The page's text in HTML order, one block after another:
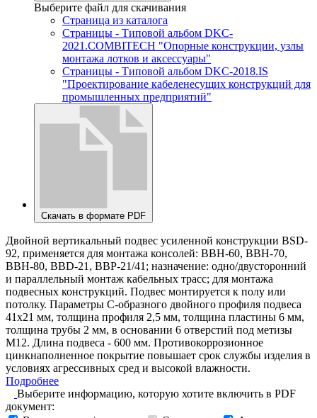
Выберите файл для скачивания
Страница из каталога
Страницы - Типовой альбом DKC-
2021.COMBITECH "Опорные конструкции, узлы
монтажа лотков и аксессуары"
Страницы - Типовой альбом DKC-2018.IS
"Проектирование кабеленесущих конструкций для
промышленных предприятий"
Скачать в формате PDF
Двойной вертикальный подвес усиленной конструкции BSD-
92, применяется для монтажа консолей: ВВН-60, ВВН-70,
ВВН-80, BBD-21, BBP-21/41; назначение: одно/двусторонний
и параллельный монтаж кабельных трасс; для монтажа
подвесных конструкций. Подвес монтируется к полу или
потолку. Параметры С-образного двойного профиля подвеса
41х21 мм, толщина профиля 2,5 мм, толщина пластины 6 мм,
толщина трубы 2 мм, в основании 6 отверстий под метизы
М12. Длина подвеса - 600 мм. Противокоррозионное
цинкнаполненное покрытие повышает срок службы изделия в
условиях агрессивных сред и высокой влажности.
Подробнее
Выберите информацию, которую хотите включить в PDF
документ: